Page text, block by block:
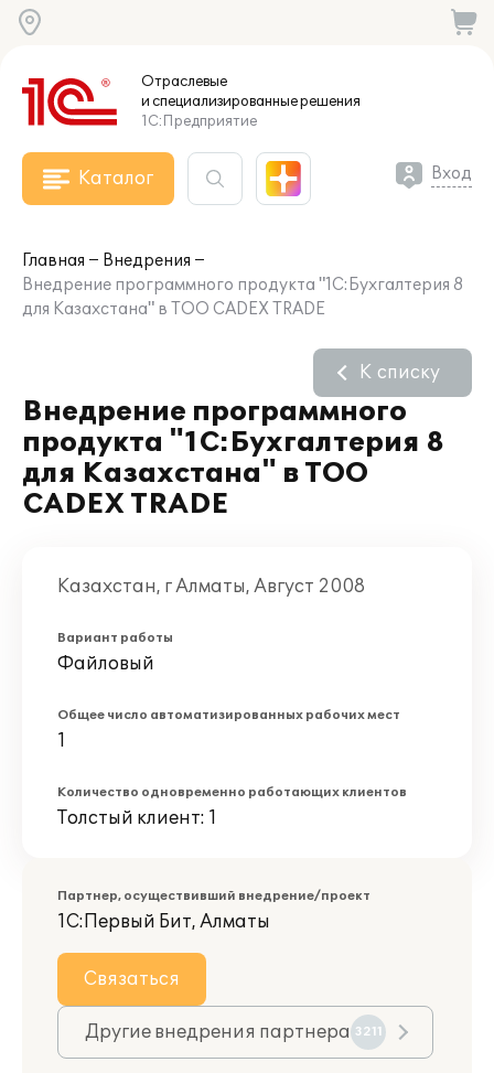
Отраслевые
и специализированныерешения
1С:Предприятие
Каталог Вход
Главная
Внедрения
Внедрение программного продукта "1С:Бухгалтерия 8
для Казахстана" в ТОО CADEX TRADE
Внедрение программного
продукта "1С:Бухгалтерия 8
для Казахстана" в ТОО
CADEX TRADE
К списку
Казахстан, г Алматы, Август 2008
Вариант работы
Файловый
Общее число автоматизированных рабочих мест
1
Количество одновременно работающих клиентов
Толстый клиент: 1
Партнер, осуществивший внедрение/проект
1С:Первый Бит, Алматы
Связаться
Другие внедрения партнера 3211